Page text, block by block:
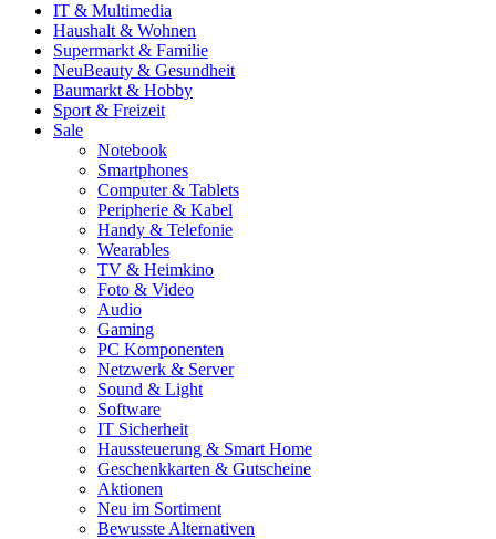
IT & Multimedia
Haushalt & Wohnen
Supermarkt & Familie
NeuBeauty & Gesundheit
Baumarkt & Hobby
Sport & Freizeit
Sale
Notebook
Smartphones
Computer & Tablets
Peripherie & Kabel
Handy & Telefonie
Wearables
TV & Heimkino
Foto & Video
Audio
Gaming
PC Komponenten
Netzwerk & Server
Sound & Light
Software
IT Sicherheit
Haussteuerung & Smart Home
Geschenkkarten & Gutscheine
Aktionen
Neu im Sortiment
Bewusste Alternativen